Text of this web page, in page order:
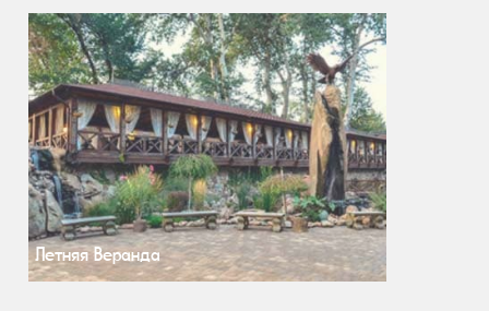
Летняя Веранда